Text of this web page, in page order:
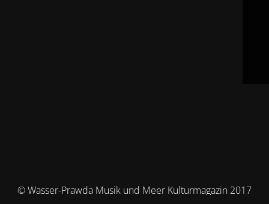
© Wasser-Prawda Musik und Meer Kulturmagazin 2017